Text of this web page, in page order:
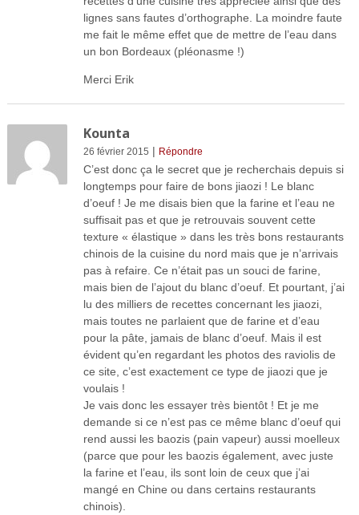
lignes sans fautes d’orthographe. La moindre faute
me fait le même effet que de mettre de l’eau dans
un bon Bordeaux (pléonasme !)
Merci Erik
Kounta
26 février 2015 | Répondre
C’est donc ça le secret que je recherchais depuis si
longtemps pour faire de bons jiaozi ! Le blanc
d’oeuf ! Je me disais bien que la farine et l’eau ne
suffisait pas et que je retrouvais souvent cette
texture « élastique » dans les très bons restaurants
chinois de la cuisine du nord mais que je n’arrivais
pas à refaire. Ce n’était pas un souci de farine,
mais bien de l’ajout du blanc d’oeuf. Et pourtant, j’ai
lu des milliers de recettes concernant les jiaozi,
mais toutes ne parlaient que de farine et d’eau
pour la pâte, jamais de blanc d’oeuf. Mais il est
évident qu’en regardant les photos des raviolis de
ce site, c’est exactement ce type de jiaozi que je
voulais !
Je vais donc les essayer très bientôt ! Et je me
demande si ce n’est pas ce même blanc d’oeuf qui
rend aussi les baozis (pain vapeur) aussi moelleux
(parce que pour les baozis également, avec juste
la farine et l’eau, ils sont loin de ceux que j’ai
mangé en Chine ou dans certains restaurants
chinois).